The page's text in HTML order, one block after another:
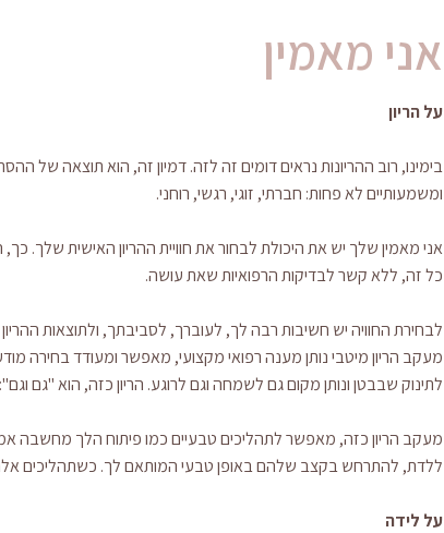
אני מאמין
על הריון
בימינו, רוב ההריונות נראים דומים זה לזה. דמיון זה, הוא תוצאה של
ומשמעותיים לא פחות: חברתי, זוגי, רגשי, רוחני.
אני מאמין שלך יש את היכולת לבחור את חוויית ההריון האישית שלך.
כל זה, ללא קשר לבדיקות הרפואיות שאת עושה.
לבחירת החוויה יש חשיבות רבה לך, לעוברך, לסביבתך, ולתוצאות
מעקב הריון מיטבי נותן מענה רפואי מקצועי, מאפשר ומעודד בחירה
לתינוק שבבטן ונותן מקום גם לשמחה וגם לרוגע. הריון כזה, הוא "גם
מעקב הריון כזה, מאפשר לתהליכים טבעיים כמו פיתוח הלך מחשבה
ללדת, להתרחש בקצב שלהם באופן טבעי המותאם לך. כשתהליכים
על לידה